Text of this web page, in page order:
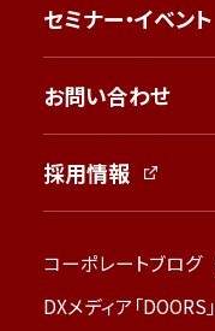
セミナー・イベント
お問い合わせ
採用情報
コーポレートブログ
DXメディア「DOORS」